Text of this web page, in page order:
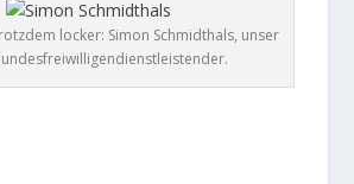
locker: Simon Schmidthals, unser